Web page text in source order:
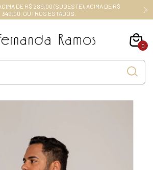
DE R$ 289,00 (SUDESTE), ACIMA DE R$
349,00, OUTROS ESTADOS.
0